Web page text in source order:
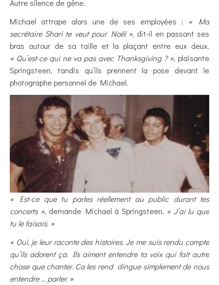
Autre silence de gêne.
Michael attrape alors une de ses employées : « Ma
secrétaire Shari te veut pour Noël », dit-il en passant ses
bras autour de sa taille et la plaçant entre eux deux.
« Qu’est-ce qui ne va pas avec Thanksgiving ? », plaisante
Springsteen, tandis qu’ils prennent la pose devant le
photographe personnel de Michael.
« Est-ce que tu parles réellement au public durant tes
concerts », demande Michael à Springsteen. « J’ai lu que
tu le faisais. »
« Oui, je leur raconte des histoires. Je me suis rendu compte
qu’ils adorent ça. Ils aiment entendre ta voix qui fait autre
chose que chanter. Ca les rend dingue simplement de nous
entendre … parler. »